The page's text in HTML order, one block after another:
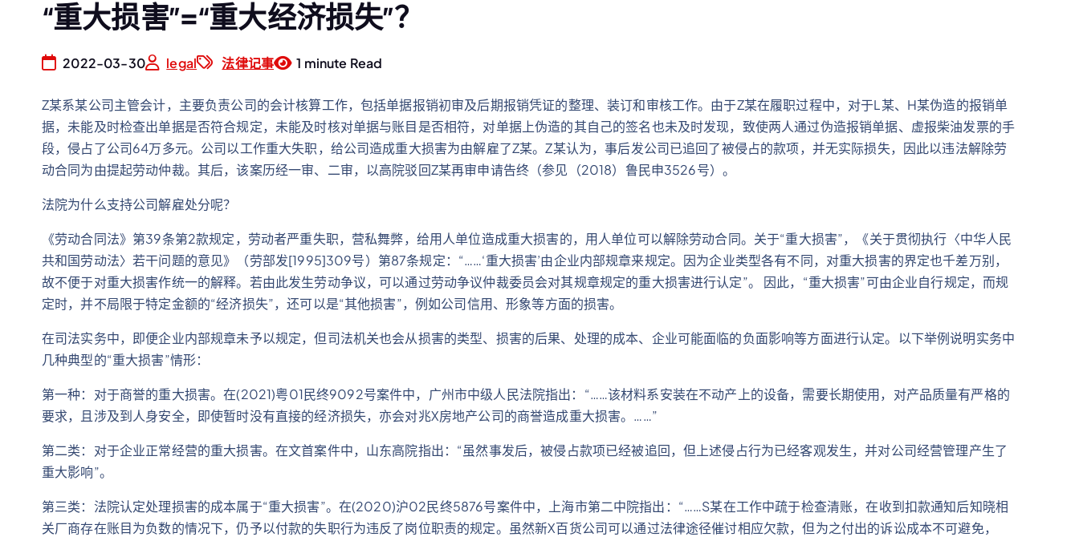
“重大损害”=“重大经济损失”？
2022-03-30 legal 法律记事 1 minute Read
Z某系某公司主管会计，主要负责公司的会计核算工作，包括单据报销初审及后期报销凭证的整理、装订和审核工作。由于Z某在履职过程中，对于L某、H某伪造的报销单
据，未能及时检查出单据是否符合规定，未能及时核对单据与账目是否相符，对单据上伪造的其自己的签名也未及时发现，致使两人通过伪造报销单据、虚报柴油发票的手
段，侵占了公司64万多元。公司以工作重大失职，给公司造成重大损害为由解雇了Z某。Z某认为，事后发公司已追回了被侵占的款项，并无实际损失，因此以违法解除劳
动合同为由提起劳动仲裁。其后，该案历经一审、二审，以高院驳回Z某再审申请告终（参见（2018）鲁民申3526号）。
法院为什么支持公司解雇处分呢？
《劳动合同法》第39条第2款规定，劳动者严重失职，营私舞弊，给用人单位造成重大损害的，用人单位可以解除劳动合同。关于“重大损害”，《关于贯彻执行〈中华人民
共和国劳动法〉若干问题的意见》（劳部发[1995]309号）第87条规定：“……‘重大损害’由企业内部规章来规定。因为企业类型各有不同，对重大损害的界定也千差万别，
故不便于对重大损害作统一的解释。若由此发生劳动争议，可以通过劳动争议仲裁委员会对其规章规定的重大损害进行认定”。 因此，“重大损害”可由企业自行规定，而规
定时，并不局限于特定金额的“经济损失”，还可以是“其他损害”，例如公司信用、形象等方面的损害。
在司法实务中，即便企业内部规章未予以规定，但司法机关也会从损害的类型、损害的后果、处理的成本、企业可能面临的负面影响等方面进行认定。以下举例说明实务中
几种典型的“重大损害”情形：
第一种：对于商誉的重大损害。在(2021)粤01民终9092号案件中，广州市中级人民法院指出：“……该材料系安装在不动产上的设备，需要长期使用，对产品质量有严格的
要求，且涉及到人身安全，即使暂时没有直接的经济损失，亦会对兆X房地产公司的商誉造成重大损害。……”
第二类：对于企业正常经营的重大损害。在文首案件中，山东高院指出：“虽然事发后，被侵占款项已经被追回，但上述侵占行为已经客观发生，并对公司经营管理产生了
重大影响”。
第三类：法院认定处理损害的成本属于“重大损害”。在(2020)沪02民终5876号案件中，上海市第二中院指出：“……S某在工作中疏于检查清账，在收到扣款通知后知晓相
关厂商存在账目为负数的情况下，仍予以付款的失职行为违反了岗位职责的规定。虽然新X百货公司可以通过法律途径催讨相应欠款，但为之付出的诉讼成本不可避免，